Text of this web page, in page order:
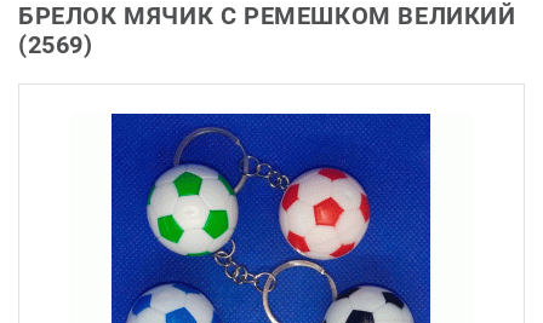
БРЕЛОК МЯЧИК С РЕМЕШКОМ ВЕЛИКИЙ
(2569)